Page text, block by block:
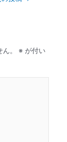
。 ※ が付い